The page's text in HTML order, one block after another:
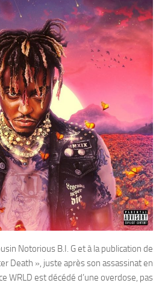
Notorious B.I. G et à la publication de
Death », juste après son assassinat en
WRLD est décédé d’une overdose, pas